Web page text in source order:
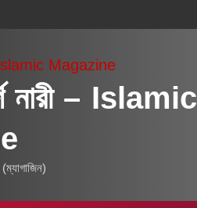
নারী – Islamic